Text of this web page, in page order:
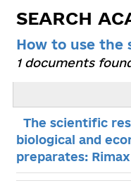
SEARCH
How to use the
1 documents
The scientific
biological and
preparates: